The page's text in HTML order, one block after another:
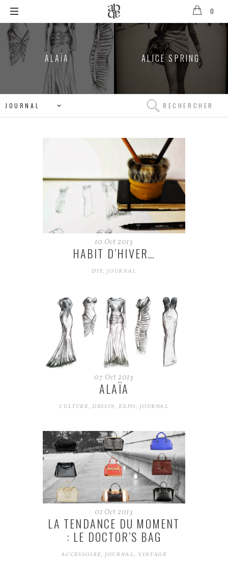
Alix
B.
D'Anthenay
0
ALAÏA ALICE SPRING
Rechercher
Rechercher
10 Oct 2013
HABIT D’HIVER…
DIY,JOURNAL
07 Oct 2013
ALAÏA
CULTURE,DESSIN,EXPO,JOURNAL
01 Oct 2013
LA TENDANCE DU MOMENT
: LE DOCTOR’S BAG
ACCESSOIRE,JOURNAL, VINTAGE